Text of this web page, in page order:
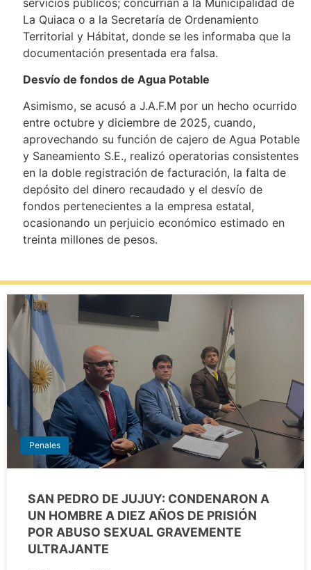
La Quiaca o a la Secretaría de Ordenamiento
Territorial y Hábitat, donde se les informaba que la
documentación presentada era falsa.
Desvío de fondos de Agua Potable
Asimismo, se acusó a J.A.F.M por un hecho ocurrido
entre octubre y diciembre de 2025, cuando,
aprovechando su función de cajero de Agua Potable
y Saneamiento S.E., realizó operatorias consistentes
en la doble registración de facturación, la falta de
depósito del dinero recaudado y el desvío de
fondos pertenecientes a la empresa estatal,
ocasionando un perjuicio económico estimado en
treinta millones de pesos.
Penales
SAN PEDRO DE JUJUY: CONDENARON A
UN HOMBRE A DIEZ AÑOS DE PRISIÓN
POR ABUSO SEXUAL GRAVEMENTE
ULTRAJANTE